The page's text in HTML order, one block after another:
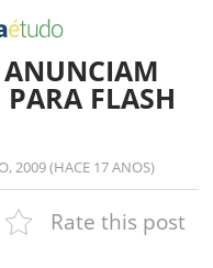
FLASH
2009 (HACE 17 ANOS)
Rate this post